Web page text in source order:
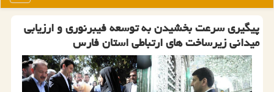
پیگیری سرعت بخشیدن به توسعه فیبرنوری و ارزیابی
میدانی زیرساخت های ارتباطی استان فارس